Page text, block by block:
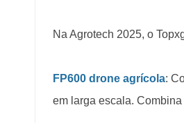
Na Agrotech 2025, o
FP600 drone agrícola:
em larga escala.